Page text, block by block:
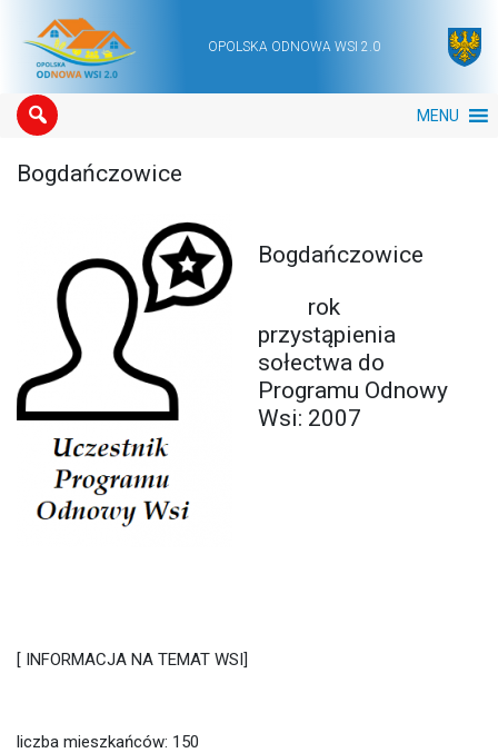
Main NavigationOPOLSKA ODNOWA WSI 2.0
MENU
Bogdańczowice
Bogdańczowice
rok
przystąpienia
sołectwa do
Programu Odnowy
Wsi: 2007
[ INFORMACJA NA TEMAT WSI]
liczba mieszkańców: 150